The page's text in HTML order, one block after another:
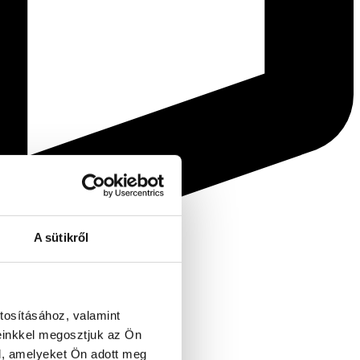
A sütikről
valamint
megosztjuk az Ön
amelyeket Ön adott meg